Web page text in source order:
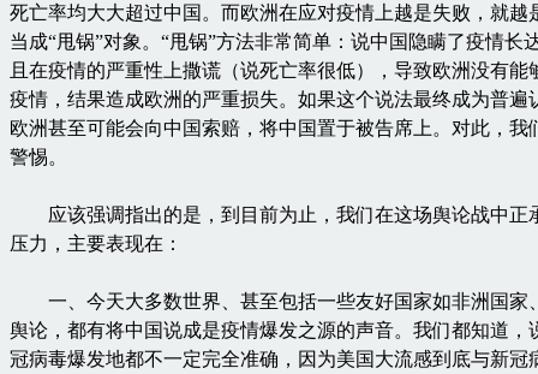
死亡率均大大超过中国。而欧洲在应对疫情上越是失败，就越
当成“甩锅”对象。“甩锅”方法非常简单：说中国隐瞒了疫情长
且在疫情的严重性上撒谎（说死亡率很低），导致欧洲没有能
疫情，结果造成欧洲的严重损失。如果这个说法最终成为普遍
欧洲甚至可能会向中国索赔，将中国置于被告席上。对此，我
警惕。
应该强调指出的是，到目前为止，我们在这场舆论战中正
压力，主要表现在：
一、今天大多数世界、甚至包括一些友好国家如非洲国家
舆论，都有将中国说成是疫情爆发之源的声音。我们都知道，
冠病毒爆发地都不一定完全准确，因为美国大流感到底与新冠